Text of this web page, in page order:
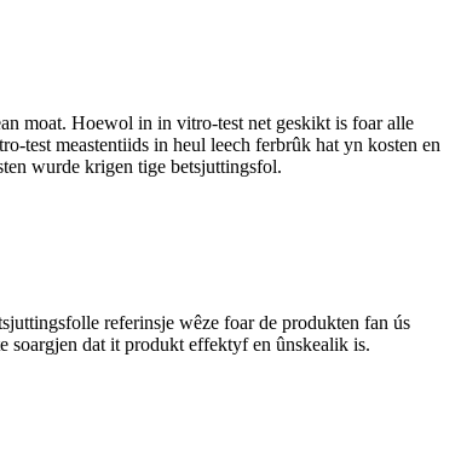
moat. Hoewol in in vitro-test net geskikt is foar alle
test meastentiids in heul leech ferbrûk hat yn kosten en
wurde krigen tige betsjuttingsfol.
referinsje wêze foar de produkten fan ús
soargjen dat it produkt effektyf en ûnskealik is.